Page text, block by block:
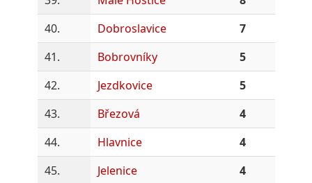
40.
Dobroslavice
7
41.
Bobrovníky
5
42.
Jezdkovice
5
43.
Březová
4
44.
Hlavnice
4
45.
Jelenice
4